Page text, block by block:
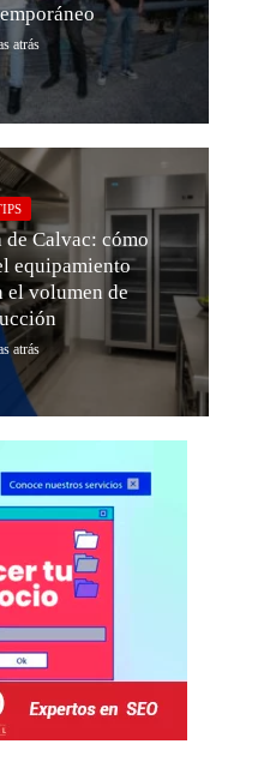
atrás
de Calvac: cómo
equipamiento
el volumen de
atrás